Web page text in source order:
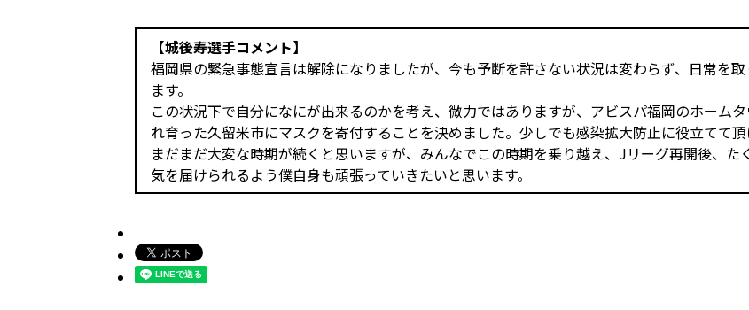
【城後寿選手コメント】
福岡県の緊急事態宣言は解除になりましたが、今も予断を許さない状況は変わらず、日常を
ます。
この状況下で自分になにが出来るのかを考え、微力ではありますが、アビスパ福岡のホーム
れ育った久留米市にマスクを寄付することを決めました。少しでも感染拡大防止に役立てて頂
まだまだ大変な時期が続くと思いますが、みんなでこの時期を乗り越え、Jリーグ再開後、た
気を届けられるよう僕自身も頑張っていきたいと思います。